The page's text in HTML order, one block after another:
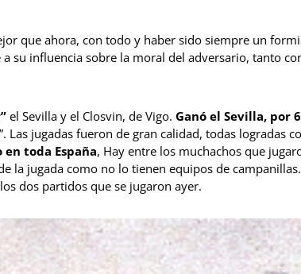
que ahora, con todo y haber sido siempre un
su influencia sobre la moral del adversario, tanto
el Sevilla y el Closvin, de Vigo.Ganó el Sevilla, por
Las jugadas fueron de gran calidad, todas logradas
en toda España, Hay entre los muchachos que
jugada como no lo tienen equipos de
dos partidos que se jugaron ayer.